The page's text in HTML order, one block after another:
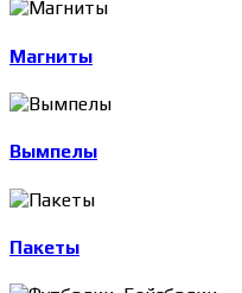
Магниты
Вымпелы
Пакеты